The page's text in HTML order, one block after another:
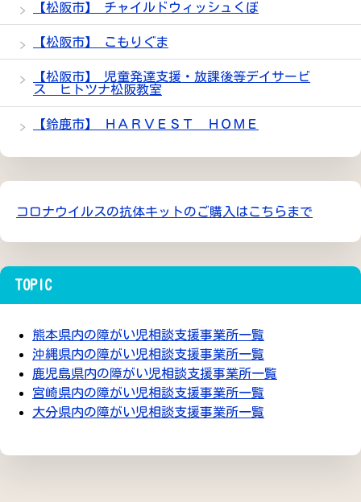
【松阪市】 チャイルドウィッシュくぼ
【松阪市】 こもりぐま
【松阪市】 児童発達支援・放課後等デイサービ
ス ヒトツナ松阪教室
【鈴鹿市】 ＨＡＲＶＥＳＴ ＨＯＭＥ
コロナウイルスの抗体キットのご購入はこちらまで
TOPIC
熊本県内の障がい児相談支援事業所一覧
沖縄県内の障がい児相談支援事業所一覧
鹿児島県内の障がい児相談支援事業所一覧
宮崎県内の障がい児相談支援事業所一覧
大分県内の障がい児相談支援事業所一覧